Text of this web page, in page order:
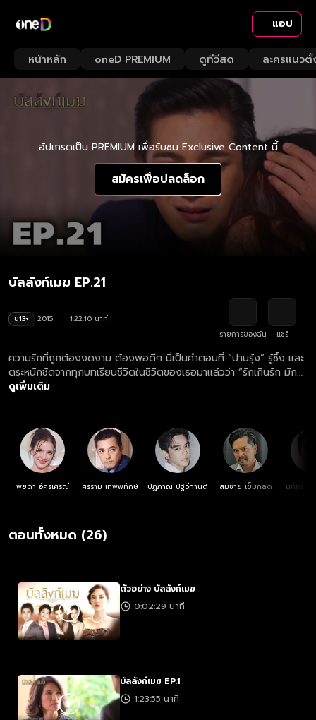
แอป
หน้าหลัก oneD PREMIUM ดูทีวีสด ละครแนวตั้
อัปเกรดเป็น PREMIUM เพื่อรับชม Exclusive Content นี้
สมัครเพื่อปลดล็อก
บัลลังก์เมฆ EP.21
น13+ 2015
1:22:10 นาที
รายการของฉัน
แชร์
ความรักที่ถูกต้องงดงาม ต้องพอดีๆ นี่เป็นคำตอบที่ “ปานรุ้ง” รู้ซึ้ง และ
ตระหนักชัดจากทุกบทเรียนชีวิตในชีวิตของเธอมาแล้วว่า “รักเกินรัก มัก
ทำลาย”
ดูเพิ่มเติม
พิยดา อัครเศรณี ศรราม เทพพิทักษ์ ปฏิภาณ ปฐวีกานต์ สมชาย เข็มกลัด นภัทร อิน
ตอนทั้งหมด (26)
ตัวอย่าง บัลลังก์เมฆ
0:02:29 นาที
บัลลังก์เมฆ EP.1
1:23:55 นาที